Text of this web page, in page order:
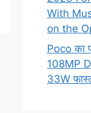
With
on the
Poco का
108MP
33W